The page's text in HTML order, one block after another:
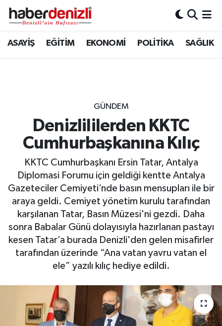
ASAYİŞ EĞİTİM EKONOMİ POLİTİKA SAĞLIK
GÜNDEM
Denizlililerden KKTC
Cumhurbaşkanına Kılıç
KKTC Cumhurbaşkanı Ersin Tatar, Antalya
Diplomasi Forumu için geldiği kentte Antalya
Gazeteciler Cemiyeti’nde basın mensupları ile bir
araya geldi. Cemiyet yönetim kurulu tarafından
karşılanan Tatar, Basın Müzesi'ni gezdi. Daha
sonra Babalar Günü dolayısıyla hazırlanan pastayı
kesen Tatar’a burada Denizli'den gelen misafirler
tarafından üzerinde “Ana vatan yavru vatan el
ele” yazılı kılıç hediye edildi.
Denizli Nöbetçi Eczaneler
Tüm Manşetler
Son Dakika Haberleri
Haber Arşivi